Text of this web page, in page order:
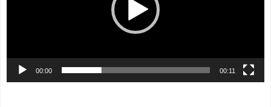
00:00 00:11